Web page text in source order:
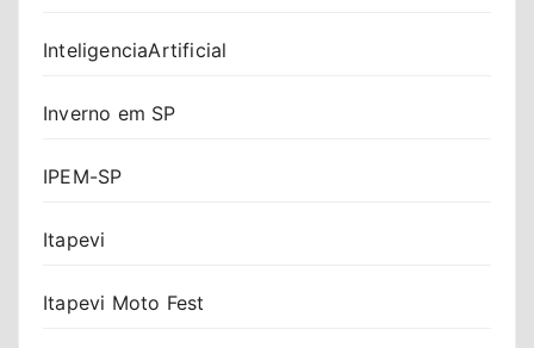
InteligenciaArtificial
Inverno em SP
IPEM-SP
Itapevi
Itapevi Moto Fest